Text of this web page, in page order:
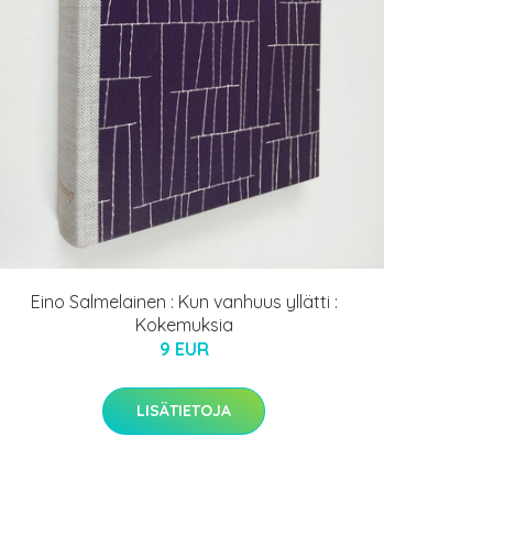
Eino Salmelainen : Kun vanhuus yllätti :
Kokemuksia
9 EUR
LISÄTIETOJA